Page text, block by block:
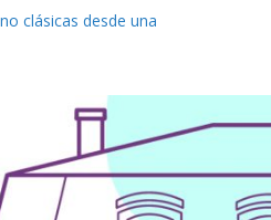
clásicas desde una
| Agosto 2026